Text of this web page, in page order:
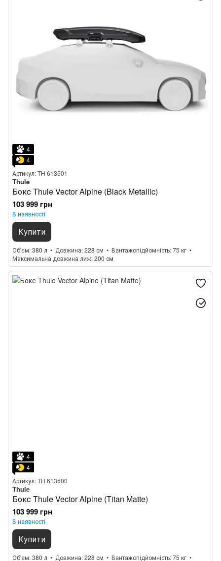
4
4
Артикул: TH 613501
Thule
Бокс Thule Vector Alpine (Black Metallic)
103 999 грн
В наявності
Купити
Об'єм 380 л Довжина 228 см Вантажопідйомність 75 кг
Максимальна довжина лиж 200 см
4
4
Артикул: TH 613500
Thule
Бокс Thule Vector Alpine (Titan Matte)
103 999 грн
В наявності
Купити
Об'єм 380 л Довжина 228 см Вантажопідйомність 75 кг